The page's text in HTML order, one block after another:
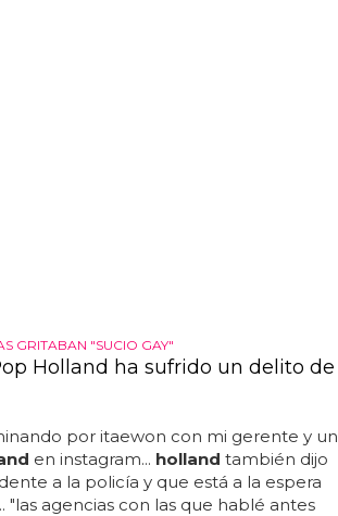
GRITABAN "SUCIO GAY"
Holland ha sufrido un delito de
por itaewon con mi gerente y un
en instagram... holland también dijo
a la policía y que está a la espera
"las agencias con las que hablé antes